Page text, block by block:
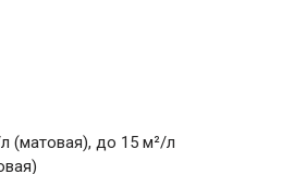
(матовая), до 15 м²/л